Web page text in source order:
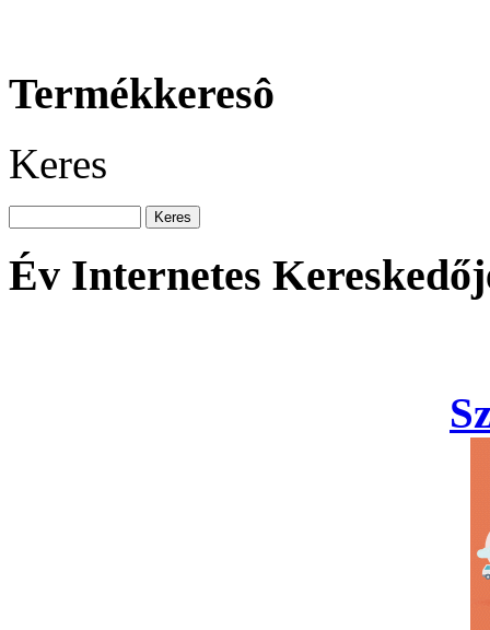
Termékkeresô
Keres
Év Internetes